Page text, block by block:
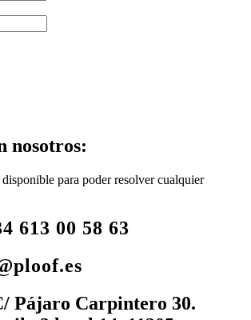
nosotros:
para poder resolver cualquier
613 00 58 63
Pájaro Carpintero 30.